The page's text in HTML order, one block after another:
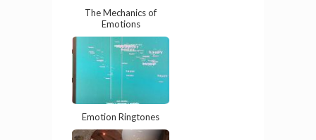
The Mechanics of
Emotions
Emotion Ringtones